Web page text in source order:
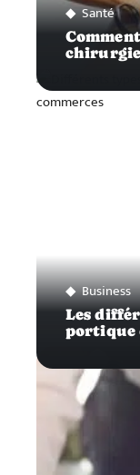
Santé
Business
Les
portique